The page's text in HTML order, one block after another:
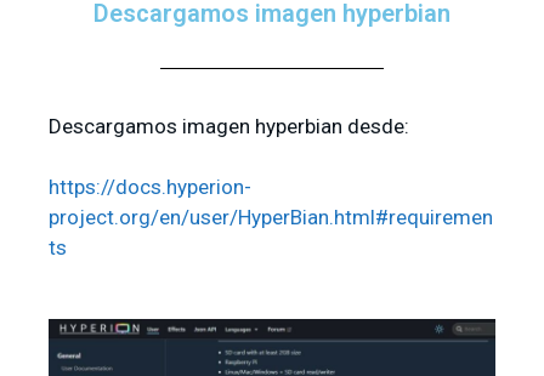
Descargamos imagen hyperbian
Descargamos imagen hyperbian desde:
https://docs.hyperion-
project.org/en/user/HyperBian.html#requiremen
ts